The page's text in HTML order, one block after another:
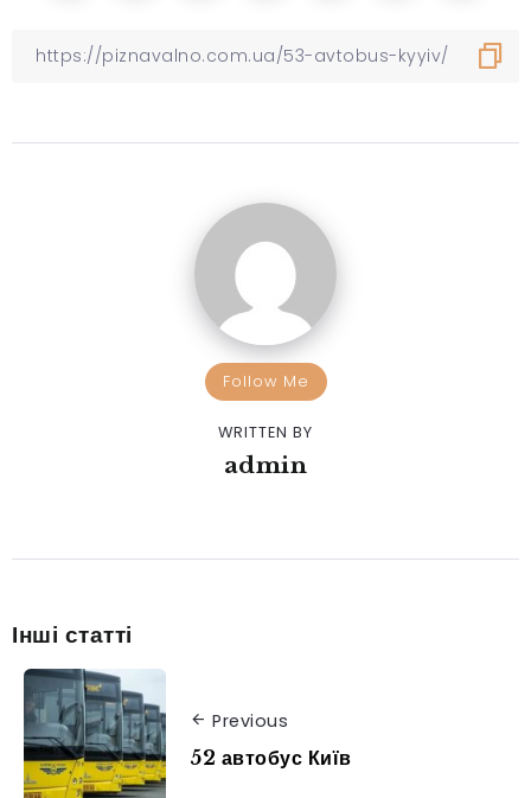
Follow Me
WRITTEN BY
admin
Інші статті
Previous
52 автобус Київ